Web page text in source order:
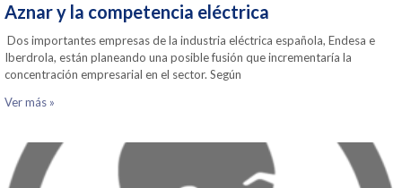
Aznar y la competencia eléctrica
Dos importantes empresas de la industria eléctrica española, Endesa e
Iberdrola, están planeando una posible fusión que incrementaría la
concentración empresarial en el sector. Según
Ver más »